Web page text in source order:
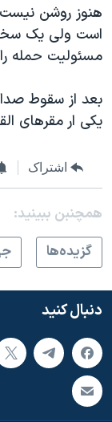
قانون شفافیت
اعتراضات مردمی
اسرائیل در جنگ
نرگس محمدی
همایش
هنوز روشن
است ولی یک
مسئولیت حمله
یکی ار مقرهای
اشتراک
همچنبن ببینید:
گزيده‌ها
دنبال کنید